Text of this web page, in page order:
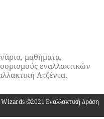
μαθήματα,
εναλλακτικών
Ατζέντα.
©2021 Εναλλακτική Δράση